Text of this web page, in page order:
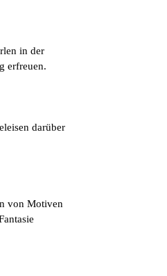
in der
erfreuen.
darüber
von Motiven